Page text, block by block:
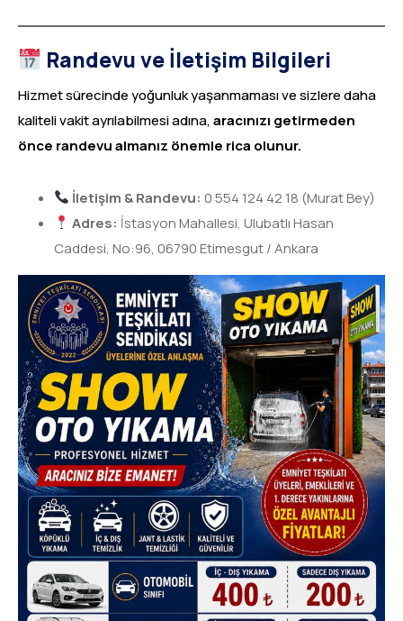
Randevu ve İletişim Bilgileri
Hizmet sürecinde yoğunluk yaşanmaması ve sizlere daha
kaliteli vakit ayrılabilmesi adına,aracınızı getirmeden
önce randevu almanız önemle rica olunur.
İletişim & Randevu: 0 554 124 42 18 (Murat Bey)
Adres: İstasyon Mahallesi, Ulubatlı Hasan
Caddesi, No:96, 06790 Etimesgut / Ankara